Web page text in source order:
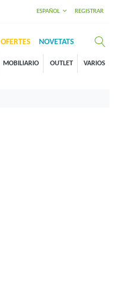
ESPAÑOL REGISTRAR
OFERTES NOVETATS
MOBILIARIO OUTLET VARIOS